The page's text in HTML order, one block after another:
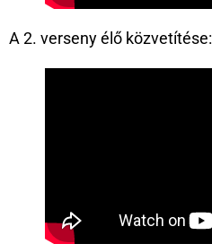
A 2. verseny élő közvetítése: